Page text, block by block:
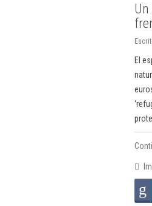
El